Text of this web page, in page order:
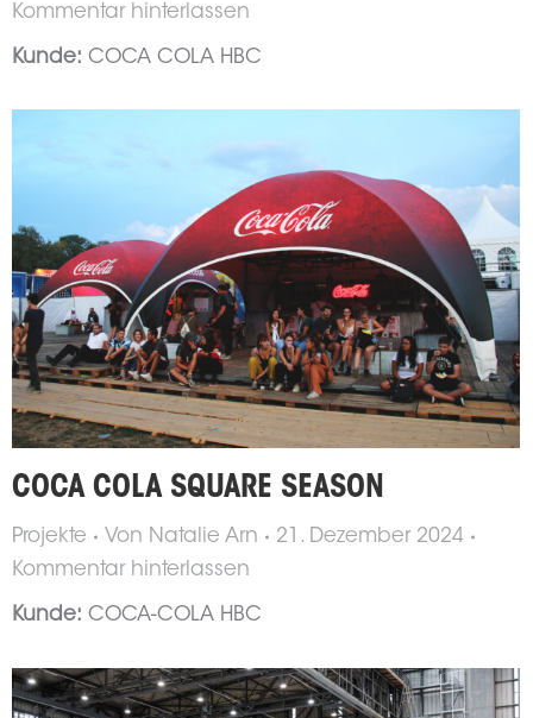
Kommentar hinterlassen
Kunde: COCA COLA HBC
COCA COLA SQUARE SEASON
Projekte Von Natalie Arn
21. Dezember 2024
Kommentar hinterlassen
Kunde: COCA-COLA HBC